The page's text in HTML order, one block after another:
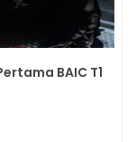
BAIC T1